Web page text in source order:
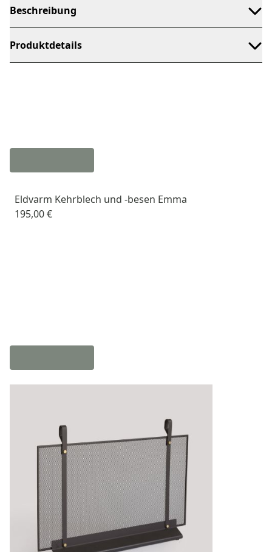
Beschreibung
Produktdetails
Eldvarm Kehrblech und -besen Emma
195,00 €